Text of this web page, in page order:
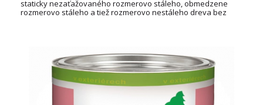
staticky nezaťažovaného rozmerovo stáleho, obmedzene
rozmerovo stáleho a tiež rozmerovo nestáleho dreva bez